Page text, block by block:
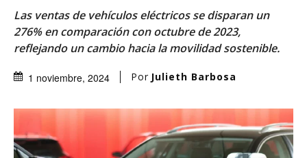
Las ventas de vehículos eléctricos se disparan un
276% en comparación con octubre de 2023,
reflejando un cambio hacia la movilidad sostenible.
1 noviembre, 2024 Por Julieth Barbosa